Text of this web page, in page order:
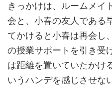
きっかけは、ルームメイ
会と、小春の友人である
てかけると小春は再会し
の授業サポートを引き受
は距離を置いていたかけ
いうハンデを感じさせな